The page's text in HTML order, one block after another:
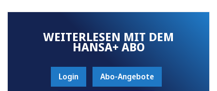
WEITERLESEN MIT DEM
HANSA+ ABO
Login Abo-Angebote